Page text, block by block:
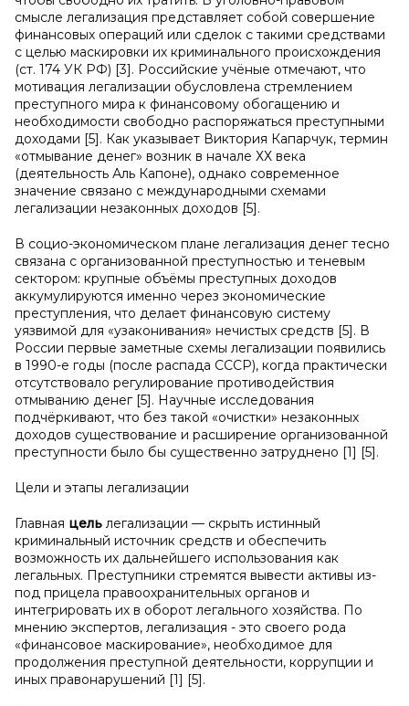
смысле легализация представляет собой совершение
финансовых операций или сделок с такими средствами
с целью маскировки их криминального происхождения
(ст. 174 УК РФ) [3]. Российские учёные отмечают, что
мотивация легализации обусловлена стремлением
преступного мира к финансовому обогащению и
необходимости свободно распоряжаться преступными
доходами [5]. Как указывает Виктория Капарчук, термин
«отмывание денег» возник в начале ХХ века
(деятельность Аль Капоне), однако современное
значение связано с международными схемами
легализации незаконных доходов [5].
В социо-экономическом плане легализация денег тесно
связана с организованной преступностью и теневым
сектором: крупные объёмы преступных доходов
аккумулируются именно через экономические
преступления, что делает финансовую систему
уязвимой для «узаконивания» нечистых средств [5]. В
России первые заметные схемы легализации появились
в 1990-е годы (после распада СССР), когда практически
отсутствовало регулирование противодействия
отмыванию денег [5]. Научные исследования
подчёркивают, что без такой «очистки» незаконных
доходов существование и расширение организованной
преступности было бы существенно затруднено [1] [5].
Цели и этапы легализации
Главная цель легализации — скрыть истинный
криминальный источник средств и обеспечить
возможность их дальнейшего использования как
легальных. Преступники стремятся вывести активы из-
под прицела правоохранительных органов и
интегрировать их в оборот легального хозяйства. По
мнению экспертов, легализация - это своего рода
«финансовое маскирование», необходимое для
продолжения преступной деятельности, коррупции и
иных правонарушений [1] [5].